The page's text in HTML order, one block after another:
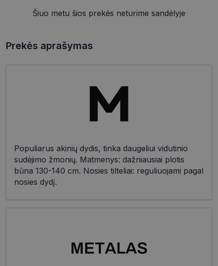
Šiuo metu šios prekės neturime sandėlyje
Prekės aprašymas
Populiarus akinių dydis, tinka daugeliui vidutinio
sudėjimo žmonių. Matmenys: dažniausiai plotis
būna 130-140 cm. Nosies tilteliai: reguliuojami pagal
nosies dydį.